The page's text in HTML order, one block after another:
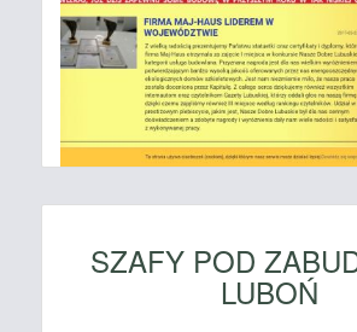
SZAFY POD
LUBOŃ